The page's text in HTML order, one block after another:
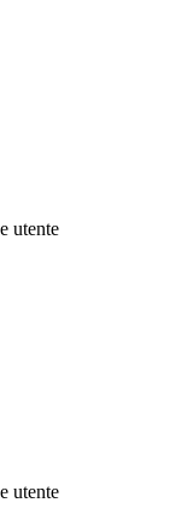
utente
utente